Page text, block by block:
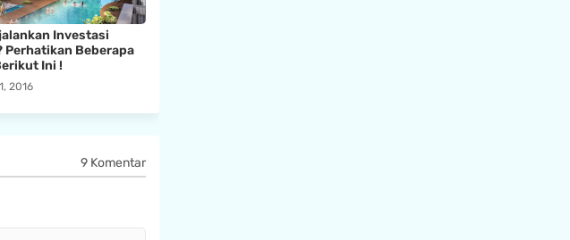
Investasi
Perhatikan Beberapa
Ini !
2016
9 Komentar